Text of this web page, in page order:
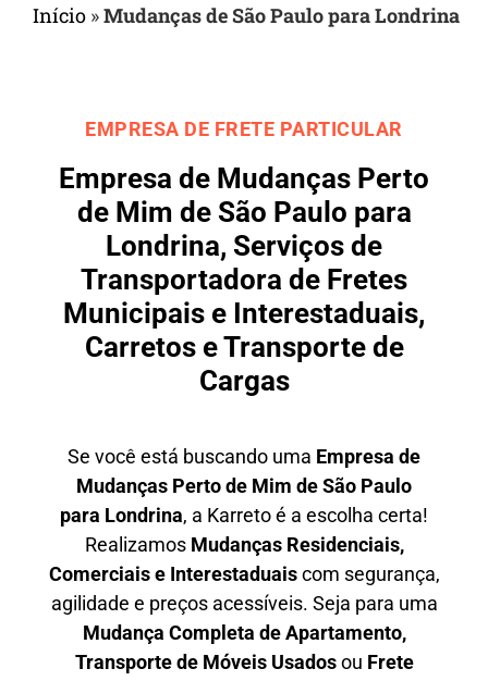
Início »Mudanças de São Paulo para Londrina
EMPRESA DE FRETE PARTICULAR
Empresa de Mudanças Perto
de Mim de São Paulo para
Londrina, Serviços de
Transportadora de Fretes
Municipais e Interestaduais,
Carretos e Transporte de
Cargas
Se você está buscando uma Empresa de
Mudanças Perto de Mim de São Paulo
para Londrina, a Karreto é a escolha certa!
Realizamos Mudanças Residenciais,
Comerciais e Interestaduaiscom segurança,
agilidade e preços acessíveis. Seja para uma
Mudança Completa de Apartamento,
Transporte de Móveis Usadosou Frete